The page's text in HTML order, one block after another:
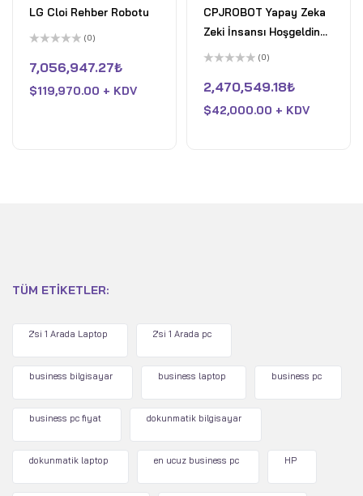
LG Cloi Rehber Robotu
üzerinden
0
aldı
(0)
7,056,947.27₺
$119,970.00 + KDV
CPJROBOT Yapay Zeka
Zeki İnsansı Hoşgeldin
Robotu PPBot
üzerinden
0
aldı
(0)
2,470,549.18₺
$42,000.00 + KDV
TÜM ETIKETLER:
2'si 1 Arada Laptop 2'si 1 Arada pc
business bilgisayar business laptop business pc
business pc fiyat dokunmatik bilgisayar
dokunmatik laptop en ucuz business pc HP